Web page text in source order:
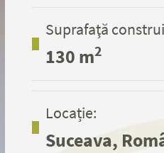
Suprafaţă
130 m2
Locație:
Suceava,